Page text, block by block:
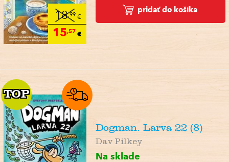
18,99€
15,57 €
pridať do košíka
TOP
TOP
Dogman. Larva 22 (8)
Dav Pilkey
Na sklade